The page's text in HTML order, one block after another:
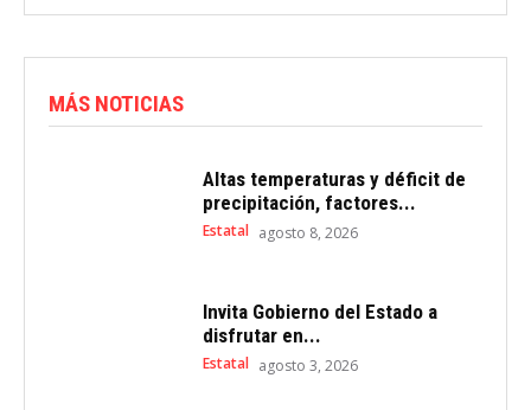
MÁS NOTICIAS
Altas temperaturas y déficit de
precipitación, factores...
Estatal agosto 8, 2026
Invita Gobierno del Estado a
disfrutar en...
Estatal agosto 3, 2026